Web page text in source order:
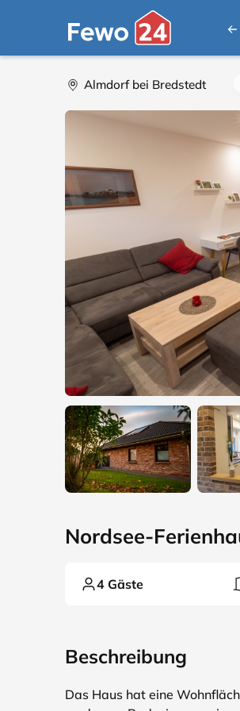
Almdorf bei Bredstedt
Nordsee-
4 Gäste
Beschreibung
Das Haus hat eine